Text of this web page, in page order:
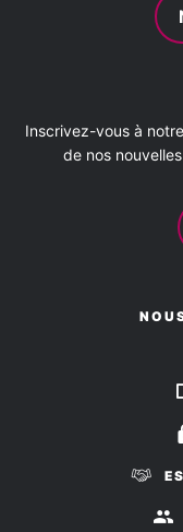
Inscrivez-vous à
de nos